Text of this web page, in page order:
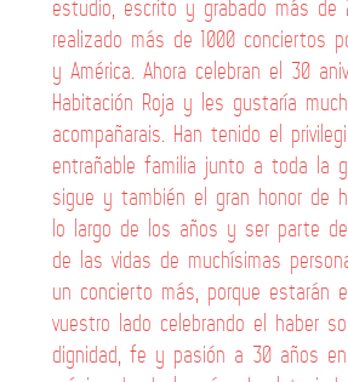
estudio, escrito y grabado más de
realizado más de 1000 conciertos
y América. Ahora celebran el 30
Habitación Roja y les gustaría
acompañarais. Han tenido el
entrañable familia junto a toda la
sigue y también el gran honor de
lo largo de los años y ser parte
de las vidas de muchísimas
un concierto más, porque estarán
vuestro lado celebrando el haber
dignidad, fe y pasión a 30 años